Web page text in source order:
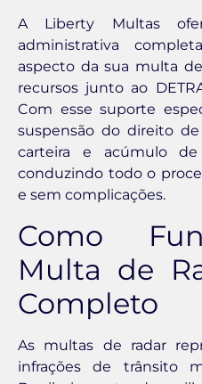
A Liberty Multas
administrativa
aspecto da sua multa
recursos junto ao
Com esse suporte
suspensão do direito de
carteira e acúmulo
conduzindo todo o
e sem complicações.
Como
Multa de
Completo
As multas de radar
infrações de trânsito